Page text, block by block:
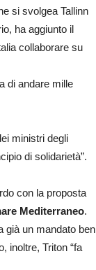
si svolgea Tallinn
ha aggiunto il
collaborare su
di andare mille
ministri degli
di solidarietà”.
con la proposta
Mediterraneo.
già un mandato ben
inoltre, Triton “fa